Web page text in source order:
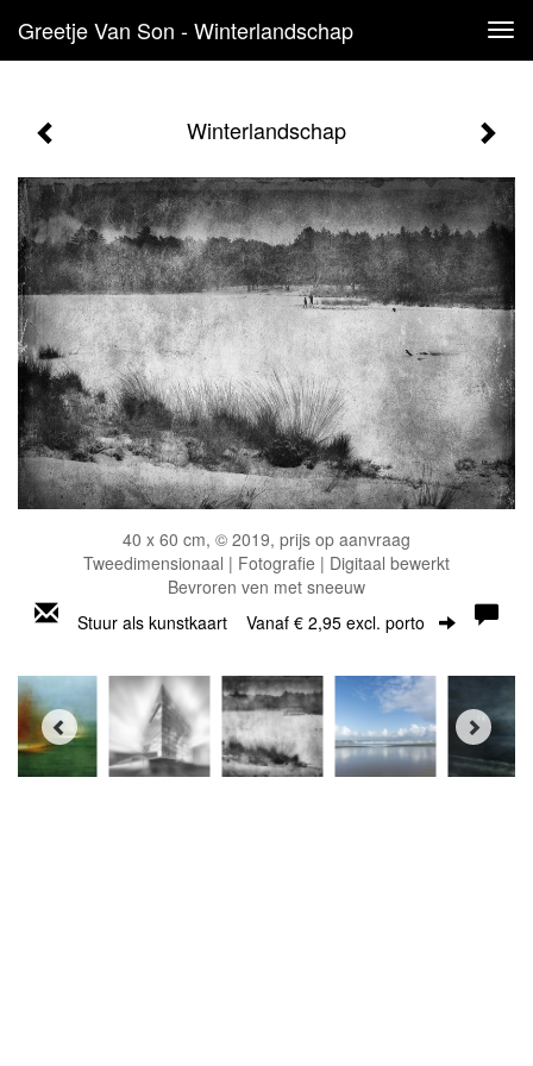
Greetje Van Son - Winterlandschap
Winterlandschap
40 x 60 cm, © 2019, prijs op aanvraag
Tweedimensionaal | Fotografie | Digitaal bewerkt
Bevroren ven met sneeuw
Stuur als kunstkaart Vanaf € 2,95 excl. porto